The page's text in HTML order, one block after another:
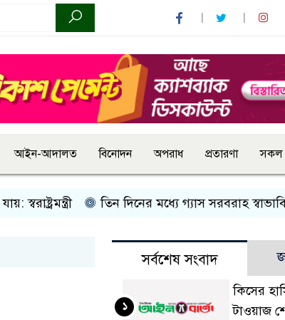
আইন-আদালত বিনোদন অপরাধ প্রতারণা সকল
তিন দিনের মধ্যে গ্যাস সরবরাহ স্বাভাবিক হবে:
সর্বশেষ সংবাদ
কিসের
টাওয়াজ
১